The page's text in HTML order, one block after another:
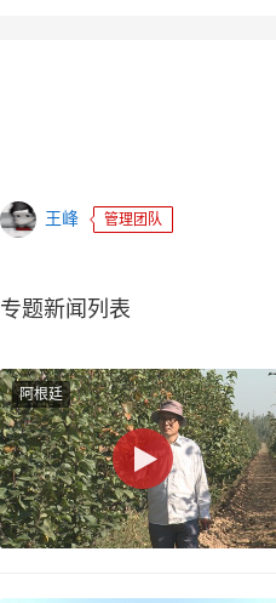
王峰 管理团队
专题新闻列表
阿根廷